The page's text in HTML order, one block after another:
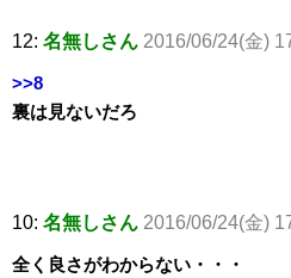
12: 名無しさん 2016/06/24(金)
>>8
裏は見ないだろ
10: 名無しさん 2016/06/24(金)
全く良さがわからない・・・